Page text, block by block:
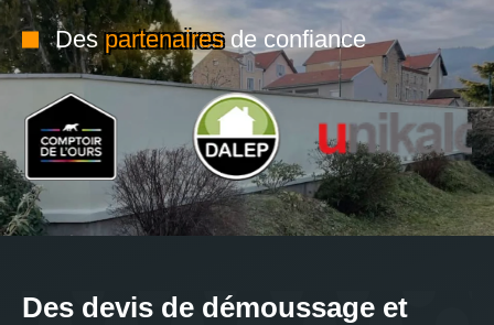
Despartenairesde confiance
Des devis de démoussage et